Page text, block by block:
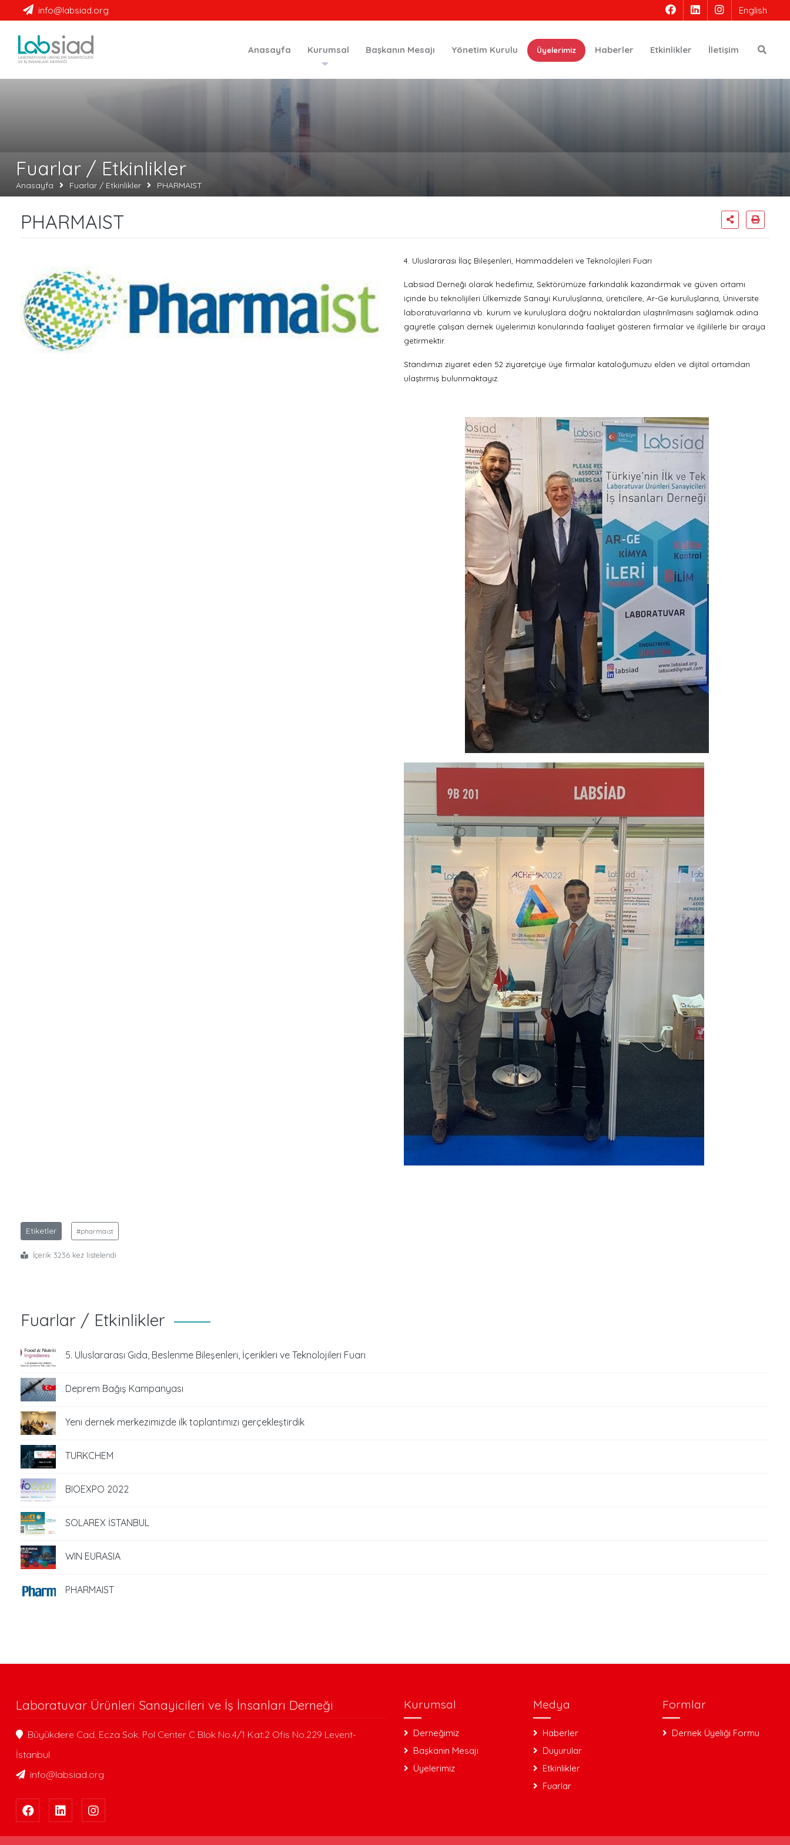
Labsiad
info@labsiad.org English
Anasayfa Kurumsal Başkanın Mesajı Yönetim Kurulu Üyelerimiz Haberler Etkinlikler İletişim
Fuarlar / Etkinlikler
Anasayfa Fuarlar / Etkinlikler PHARMAIST
PHARMAIST
4. Uluslararası İlaç Bileşenleri, Hammaddeleri ve Teknolojileri Fuarı
Labsiad Derneği olarak hedefimiz, Sektörümüze farkındalık kazandırmak ve güven ortamı
içinde bu teknolijileri Ülkemizde Sanayi Kuruluşlarına, üreticilere, Ar-Ge kuruluşlarına, Üniversite
laboratuvarlarına vb. kurum ve kuruluşlara doğru noktalardan ulaştırılmasını sağlamak adına
gayretle çalışan dernek üyelerimizi konularında faaliyet gösteren firmalar ve ilgililerle bir araya
getirmektir.
Standımızı ziyaret eden 52 ziyaretçiye üye firmalar kataloğumuzu elden ve dijital ortamdan
ulaştırmış bulunmaktayız.
Etiketler #pharmaıst
İçerik 3236 kez listelendi
Fuarlar / Etkinlikler
5. Uluslararası Gıda, Beslenme Bileşenleri, İçerikleri ve Teknolojileri Fuarı
Deprem Bağış Kampanyası
Yeni dernek merkezimizde ilk toplantımızı gerçekleştirdik
TURKCHEM
BIOEXPO 2022
SOLAREX İSTANBUL
WIN EURASIA
PHARMAIST
Laboratuvar Ürünleri Sanayicileri ve İş İnsanları Derneği
Büyükdere Cad. Ecza Sok. Pol Center C Blok No.4/1 Kat:2 Ofis No.229 Levent-
İstanbul
info@labsiad.org
Kurumsal
Derneğimiz
Başkanın Mesajı
Üyelerimiz
Medya
Haberler
Duyurular
Etkinlikler
Fuarlar
Formlar
Dernek Üyeliği Formu